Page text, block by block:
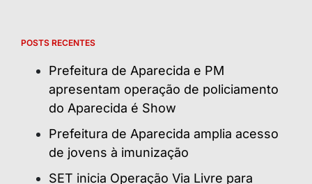
POSTS RECENTES
Prefeitura de Aparecida e PM
apresentam operação de policiamento
do Aparecida é Show
Prefeitura de Aparecida amplia acesso
de jovens à imunização
SET inicia Operação Via Livre para